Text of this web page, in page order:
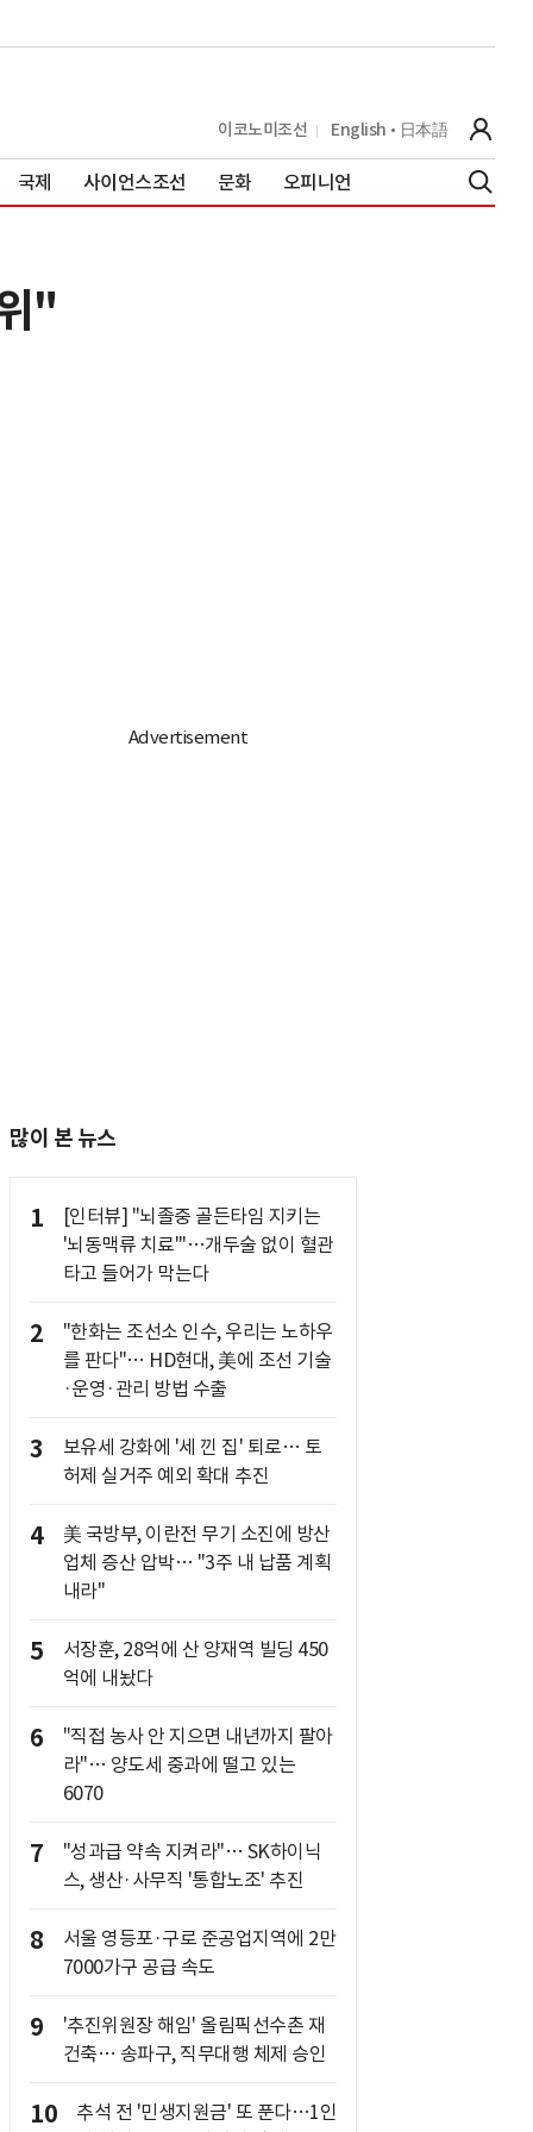
이코노미조선 English 日本語
국제 사이언스조선 문화 오피니언
"
많이 본 뉴스
1
[인터뷰] "뇌졸중 골든타임 지키는
'뇌동맥류 치료'"…개두술 없이 혈관
타고 들어가 막는다
2
"한화는 조선소 인수, 우리는 노하우
를 판다"… HD현대, 美에 조선 기술
·운영·관리 방법 수출
3
보유세 강화에 '세 낀 집' 퇴로… 토
허제 실거주 예외 확대 추진
4
美 국방부, 이란전 무기 소진에 방산
업체 증산 압박… "3주 내 납품 계획
내라"
5
서장훈, 28억에 산 양재역 빌딩 450
억에 내놨다
6
"직접 농사 안 지으면 내년까지 팔아
라"… 양도세 중과에 떨고 있는
6070
7
"성과급 약속 지켜라"… SK하이닉
스, 생산·사무직 '통합노조' 추진
8
서울 영등포·구로 준공업지역에 2만
7000가구 공급 속도
9
'추진위원장 해임' 올림픽선수촌 재
건축… 송파구, 직무대행 체제 승인
10
추석 전 '민생지원금' 또 푼다…1인